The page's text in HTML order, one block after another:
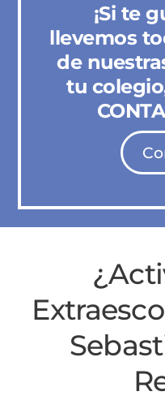
¡Si te
llevemos
de
tu